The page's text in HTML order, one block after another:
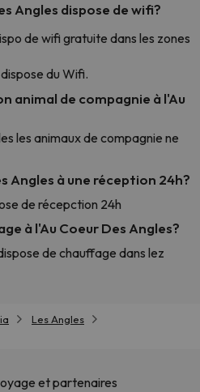
Angles dispose de wifi?
de wifi gratuite dans les zones
du Wifi.
animal de compagnie à l'Au
les animaux de compagnie ne
Angles à une réception 24h?
de récepction 24h
à l'Au Coeur Des Angles?
de chauffage dans lez
Les Angles
et partenaires